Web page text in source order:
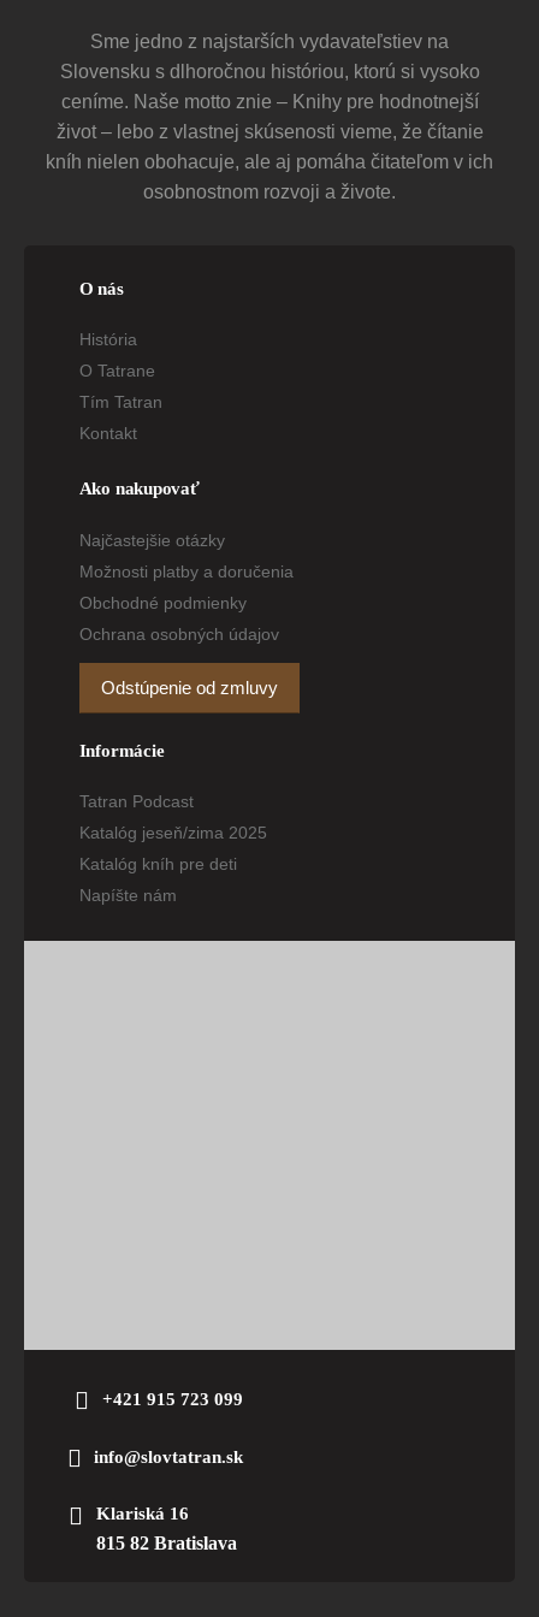
Sme jedno z najstarších vydavateľstiev na
Slovensku s dlhoročnou históriou, ktorú si vysoko
ceníme. Naše motto znie – Knihy pre hodnotnejší
život – lebo z vlastnej skúsenosti vieme, že čítanie
kníh nielen obohacuje, ale aj pomáha čitateľom v ich
osobnostnom rozvoji a živote.
O nás
História
O Tatrane
Tím Tatran
Kontakt
Ako nakupovať
Najčastejšie otázky
Možnosti platby a doručenia
Obchodné podmienky
Ochrana osobných údajov
Odstúpenie od zmluvy
Informácie
Tatran Podcast
Katalóg jeseň/zima 2025
Katalóg kníh pre deti
Napíšte nám
+421 915 723 099
info@slovtatran.sk
Klariská 16
815 82 Bratislava